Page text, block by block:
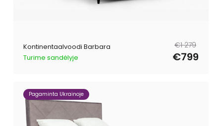
Kontinentaalvoodi Barbara
Turime sandėlyje
Tavahind
€1 279
Müügihind
€799
Pagaminta Ukrainoje